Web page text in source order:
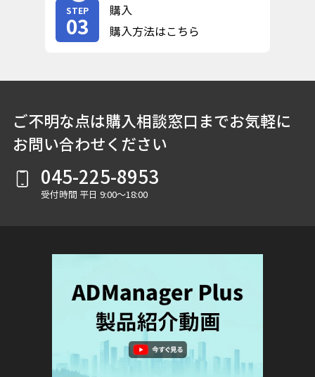
STEP
03
購入
購入方法はこちら
ご不明な点は購入相談窓口までお気軽に
お問い合わせください
045-225-8953
受付時間 平日 9:00～18:00